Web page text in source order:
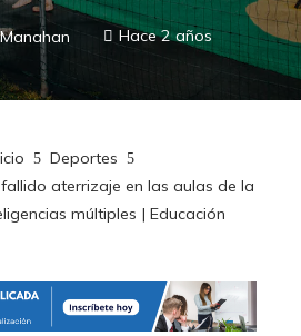
Hace 2 años
Deportes
aterrizaje en las aulas de la
múltiples | Educación